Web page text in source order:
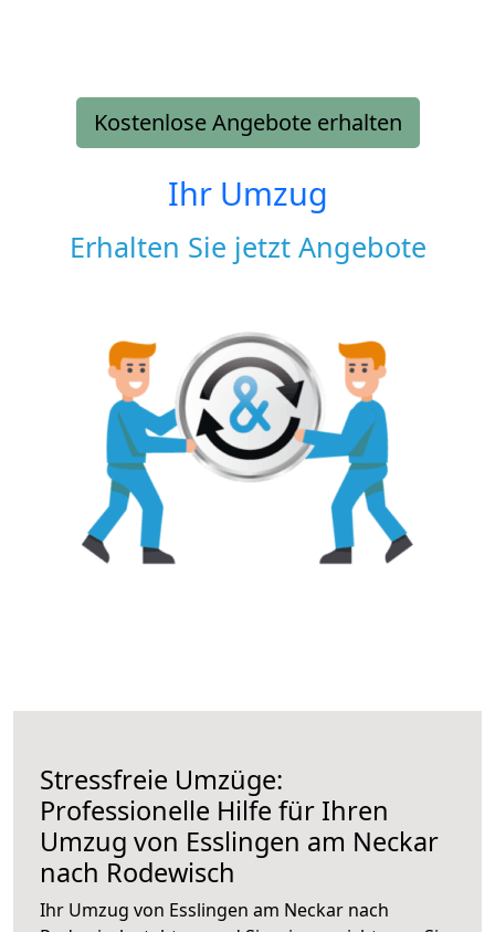
Kostenlose Angebote erhalten
Ihr Umzug
Erhalten Sie jetzt Angebote
Stressfreie Umzüge:
Professionelle Hilfe für Ihren
Umzug von Esslingen am Neckar
nach Rodewisch
Ihr Umzug von Esslingen am Neckar nach